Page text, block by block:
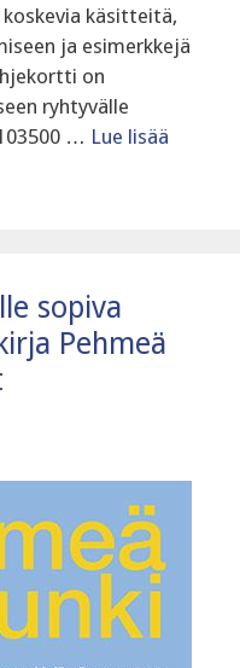
käsitteitä,
ja esimerkkejä
on
ryhtyvälle
… Lue lisää
sopiva
Pehmeä